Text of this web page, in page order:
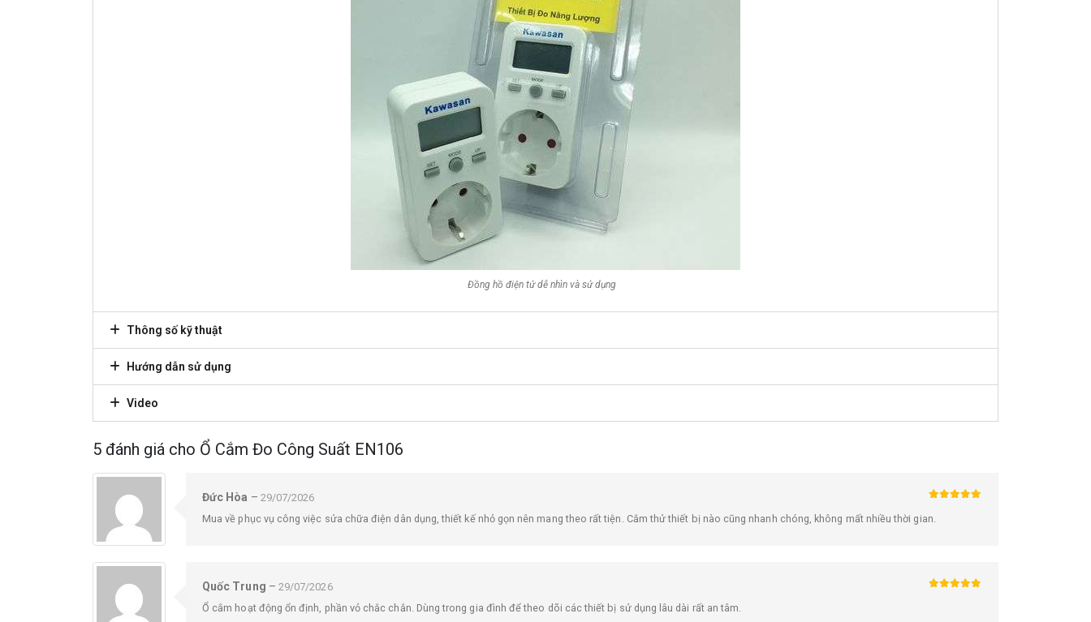
Đồng hồ điện tử dễ nhìn và sử dụng
Thông số kỹ thuật
Hướng dẫn sử dụng
Video
5 đánh giá cho Ổ Cắm Đo Công Suất EN106
Đức Hòa – 29/07/2026
Mua về phục vụ công việc sửa chữa điện dân dụng, thiết kế nhỏ gọn nên mang theo rất tiện. Cắm thử thiết bị nào cũng nhanh chóng, không mất nhiều thời gian.
Quốc Trung – 29/07/2026
Ổ cắm hoạt động ổn định, phần vỏ chắc chắn. Dùng trong gia đình để theo dõi các thiết bị sử dụng lâu dài rất an tâm.